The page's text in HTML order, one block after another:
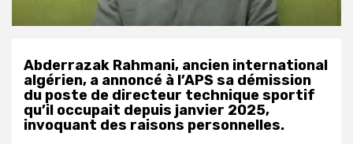
Abderrazak Rahmani, ancien international
algérien, a annoncé à l’APS sa démission
du poste de directeur technique sportif
qu’il occupait depuis janvier 2025,
invoquant des raisons personnelles.